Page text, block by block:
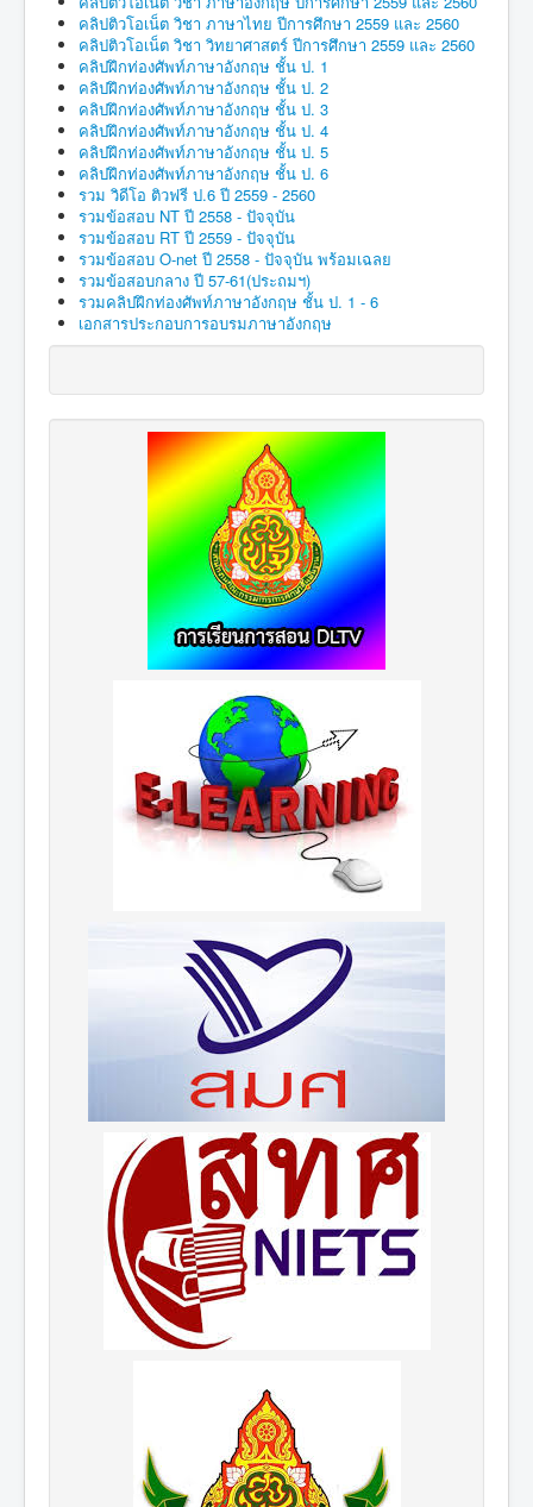
คลิปติวโอเน็ต วิชา ภาษาไทย ปีการศึกษา 2559 และ 2560
คลิปติวโอเน็ต วิชา วิทยาศาสตร์ ปีการศึกษา 2559 และ 2560
คลิปฝึกท่องศัพท์ภาษาอังกฤษ ชั้น ป. 1
คลิปฝึกท่องศัพท์ภาษาอังกฤษ ชั้น ป. 2
คลิปฝึกท่องศัพท์ภาษาอังกฤษ ชั้น ป. 3
คลิปฝึกท่องศัพท์ภาษาอังกฤษ ชั้น ป. 4
คลิปฝึกท่องศัพท์ภาษาอังกฤษ ชั้น ป. 5
คลิปฝึกท่องศัพท์ภาษาอังกฤษ ชั้น ป. 6
รวม วิดีโอ ติวฟรี ป.6 ปี 2559 - 2560
รวมข้อสอบ NT ปี 2558 - ปัจจุบัน
รวมข้อสอบ RT ปี 2559 - ปัจจุบัน
รวมข้อสอบ O-net ปี 2558 - ปัจจุบัน พร้อมเฉลย
รวมข้อสอบกลาง ปี 57-61(ประถมฯ)
รวมคลิปฝึกท่องศัพท์ภาษาอังกฤษ ชั้น ป. 1 - 6
เอกสารประกอบการอบรมภาษาอังกฤษ